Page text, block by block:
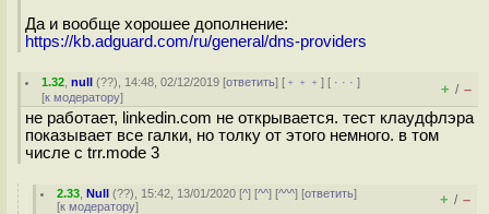
Да и вообще хорошее дополнение:
https://kb.adguard.com/ru/general/dns-providers
1.32 ,null (??), 14:48, 02/12/2019 [ответить] [ ﹢﹢﹢] [ · · ·]
[к модератору] + / –
не работает, linkedin.com не открывается. тест клаудфлэра
показывает все галки, но толку от этого немного. в том
числе с trr.mode 3
2.33 ,Null (??), 15:42, 13/01/2020 [^] [^^] [^^^] [ответить]
[к модератору] + / –